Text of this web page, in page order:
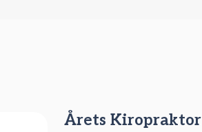
Årets Kiropraktor